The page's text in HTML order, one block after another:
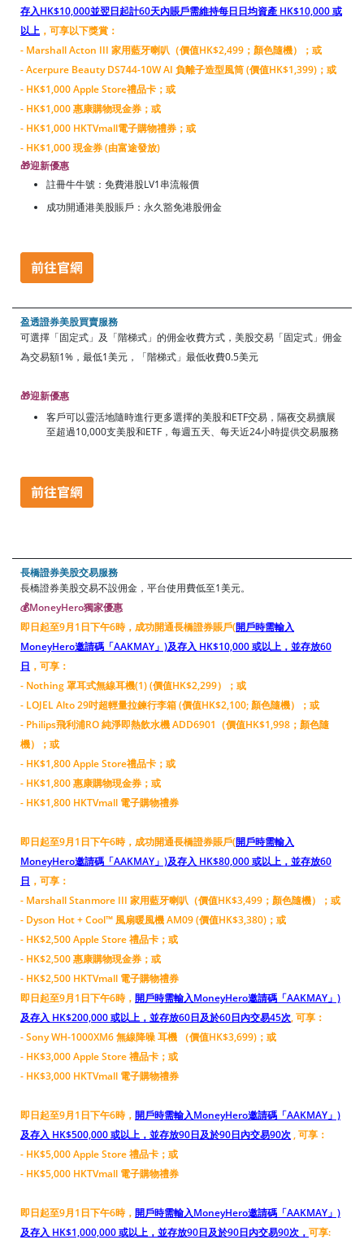
存入HK$10,000並翌日起計60天內賬戶需維持每日日均資產 HK$10,000 或
以上 ，可享以下獎賞：
- Marshall Acton III 家用藍牙喇叭（價值HK$2,499；顏色隨機）；或
- Acerpure Beauty DS744-10W AI 負離子造型風筒 (價值HK$1,399)；或
- HK$1,000 Apple Store禮品卡；或
- HK$1,000 惠康購物現金券；或
- HK$1,000 HKTVmall電子購物禮券；或
- HK$1,000 現金券 (由富途發放)
🎁迎新優惠
註冊牛牛號：免費港股LV1串流報價
成功開通港美股賬戶：永久豁免港股佣金
盈透證券美股買賣服務
可選擇「固定式」及「階梯式」的佣金收費方式，美股交易「固定式」佣金
為交易額1%，最低1美元，「階梯式」最低收費0.5美元
🎁迎新優惠
客戶可以靈活地隨時進行更多選擇的美股和ETF交易，隔夜交易擴展
至超過10,000支美股和ETF，每週五天、每天近24小時提供交易服務
長橋證券美股交易服務
長橋證券美股交易不設佣金，平台使用費低至1美元。
💰MoneyHero獨家優惠
即日起至9月1日下午6時，成功開通長橋證券賬戶(開戶時需輸入
MoneyHero邀請碼「AAKMAY」)及存入 HK$10,000 或以上，並存放60
日 ，可享：
- Nothing 罩耳式無線耳機(1) (價值HK$2,299）；或
- LOJEL Alto 29吋超輕量拉鍊行李箱 (價值HK$2,100; 顏色隨機）；或
- Philips飛利浦RO 純淨即熱飲水機 ADD6901（價值HK$1,998；顏色隨
機）；或
- HK$1,800 Apple Store禮品卡；或
- HK$1,800 惠康購物現金券；或
- HK$1,800 HKTVmall 電子購物禮券
即日起至9月1日下午6時，成功開通長橋證券賬戶(開戶時需輸入
MoneyHero邀請碼「AAKMAY」)及存入 HK$80,000 或以上，並存放60
日 ，可享：
- Marshall Stanmore III 家用藍牙喇叭（價值HK$3,499；顏色隨機）；或
- Dyson Hot + Cool™ 風扇暖風機 AM09 (價值HK$3,380)；或
- HK$2,500 Apple Store 禮品卡；或
- HK$2,500 惠康購物現金券；或
- HK$2,500 HKTVmall 電子購物禮券
即日起至9月1日下午6時， 開戶時需輸入MoneyHero邀請碼「AAKMAY」)
及存入 HK$200,000 或以上，並存放60日及於60日內交易45次, 可享：
- Sony WH-1000XM6 無線降噪 耳機 （價值HK$3,699)；或
- HK$3,000 Apple Store 禮品卡；或
- HK$3,000 HKTVmall 電子購物禮券
即日起至9月1日下午6時， 開戶時需輸入MoneyHero邀請碼「AAKMAY」)
及存入 HK$500,000 或以上，並存放90日及於90日內交易90次, 可享：
- HK$5,000 Apple Store 禮品卡；或
- HK$5,000 HKTVmall 電子購物禮券
即日起至9月1日下午6時， 開戶時需輸入MoneyHero邀請碼「AAKMAY」)
及存入 HK$1,000,000 或以上，並存放90日及於90日內交易90次， 可享: